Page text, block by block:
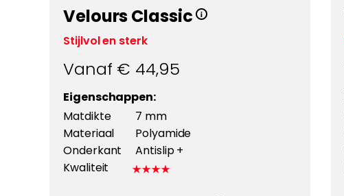
Velours Classic
Stijlvol en sterk
Vanaf € 44,95
Eigenschappen:
Matdikte
7 mm
Materiaal
Polyamide
Onderkant
Antislip +
Kwaliteit